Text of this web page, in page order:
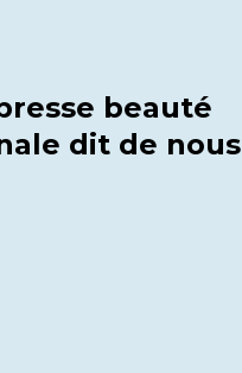
beauté
dit de nous